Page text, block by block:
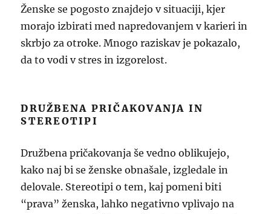
Ženske se pogosto znajdejo v situaciji, kjer
morajo izbirati med napredovanjem v karieri in
skrbjo za otroke. Mnogo raziskav je pokazalo,
da to vodi v stres in izgorelost.
DRUŽBENA PRIČAKOVANJA IN
STEREOTIPI
Družbena pričakovanja še vedno oblikujejo,
kako naj bi se ženske obnašale, izgledale in
delovale. Stereotipi o tem, kaj pomeni biti
“prava” ženska, lahko negativno vplivajo na